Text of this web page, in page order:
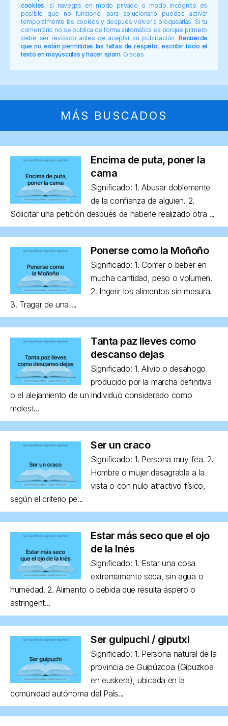
cookies , si navegas en modo privado o modo incógnito es
posible que no funcione, para solucionarlo puedes activar
temporalmente las cookies y después volver a bloquearlas. Si tu
comentario no se publica de forma automática es porque primero
debe ser revisado antes de aceptar su publicación.Recuerda
que no están permitidas las faltas de respeto, escribir todo el
texto en mayúsculas y hacer spam. Gracias.
MÁS BUSCADOS
Encima de puta, poner la
cama
Significado: 1. Abusar doblemente
de la confianza de alguien. 2.
Solicitar una petición después de haberle realizado otra ...
Ponerse como la Moñoño
Significado: 1. Comer o beber en
mucha cantidad, peso o volumen.
2. Ingerir los alimentos sin mesura.
3. Tragar de una ...
Tanta paz lleves como
descanso dejas
Significado: 1. Alivio o desahogo
producido por la marcha definitiva
o el alejamiento de un individuo considerado como
molest...
Ser un craco
Significado: 1. Persona muy fea. 2.
Hombre o mujer desagrable a la
vista o con nulo atractivo físico,
según el criterio pe...
Estar más seco que el ojo
de la Inés
Significado: 1. Estar una cosa
extremamente seca, sin agua o
humedad. 2. Alimento o bebida que resulta áspero o
astringent...
Ser guipuchi / giputxi
Significado: 1. Persona natural de la
provincia de Guipúzcoa (Gipuzkoa
en euskera), ubicada en la
comunidad autónoma del País...